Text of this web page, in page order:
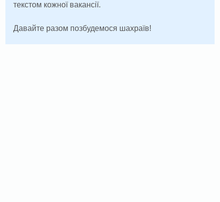
текстом кожної вакансії.
Давайте разом позбудемося шахраїв!